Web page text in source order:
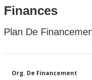
Finances
Plan De
Org. De Financement